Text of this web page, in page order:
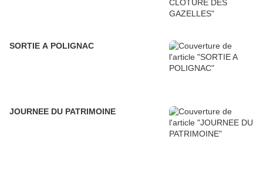
SORTIE A POLIGNAC
JOURNEE DU PATRIMOINE